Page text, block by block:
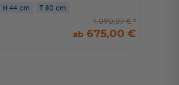
44 cm 80 cm
1.090,87 €
675,00 €